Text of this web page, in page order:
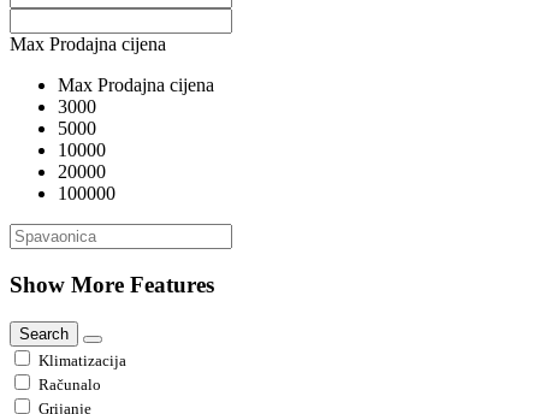
Max Prodajna cijena
Max Prodajna cijena
3000
5000
10000
20000
100000
Show More Features
Search
Klimatizacija
Računalo
Grijanje